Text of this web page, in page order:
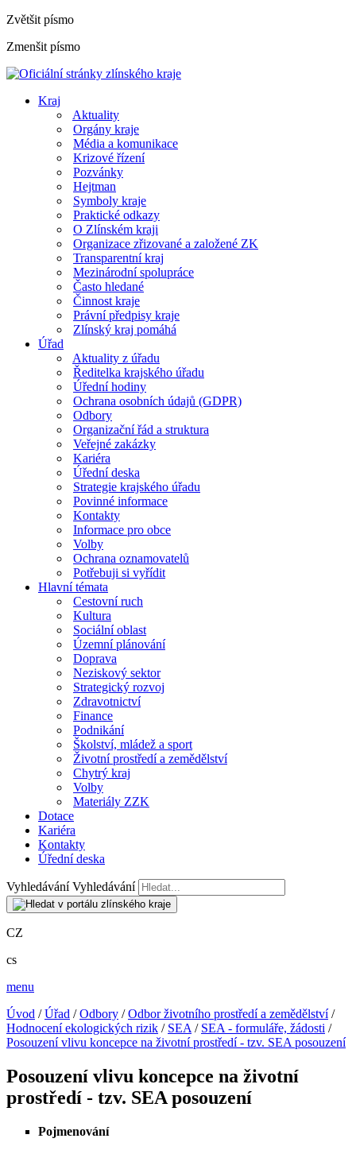
Zvětšit písmo
Zmenšit písmo
Kraj
Aktuality
Orgány kraje
Média a komunikace
Krizové řízení
Pozvánky
Hejtman
Symboly kraje
Praktické odkazy
O Zlínském kraji
Organizace zřizované a založené ZK
Transparentní kraj
Mezinárodní spolupráce
Často hledané
Činnost kraje
Právní předpisy kraje
Zlínský kraj pomáhá
Úřad
Aktuality z úřadu
Ředitelka krajského úřadu
Úřední hodiny
Ochrana osobních údajů (GDPR)
Odbory
Organizační řád a struktura
Veřejné zakázky
Kariéra
Úřední deska
Strategie krajského úřadu
Povinné informace
Kontakty
Informace pro obce
Volby
Ochrana oznamovatelů
Potřebuji si vyřídit
Hlavní témata
Cestovní ruch
Kultura
Sociální oblast
Územní plánování
Doprava
Neziskový sektor
Strategický rozvoj
Zdravotnictví
Finance
Podnikání
Školství, mládež a sport
Životní prostředí a zemědělství
Chytrý kraj
Volby
Materiály ZZK
Dotace
Kariéra
Kontakty
Úřední deska
Vyhledávání Vyhledávání
CZ
cs
menu
Úvod /Úřad /Odbory /Odbor životního prostředí a zemědělství/
Hodnocení ekologických rizik / SEA / SEA - formuláře, žádosti /
Posouzení vlivu koncepce na životní prostředí - tzv. SEA posouzení
Posouzení vlivu koncepce na životní
prostředí - tzv. SEA posouzení
Pojmenování